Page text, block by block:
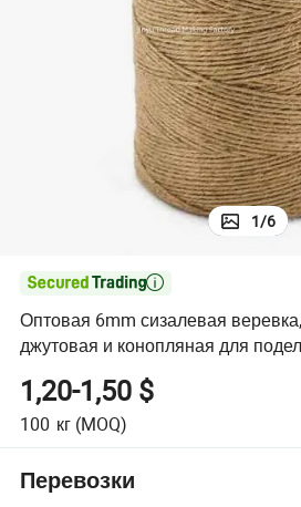
1/6

Оптовая 6mm сизалевая
джутовая и конопляная для
плетеных и бечевочных форм
1,20-1,50 $
100 кг (MOQ)
Перевозки